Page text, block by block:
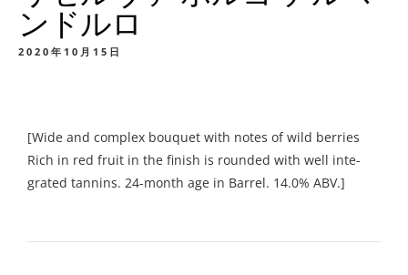
ンドルロ
2020年10月15日
[Wide and complex bouquet with notes of wild berries
Rich in red fruit in the finish is rounded with well inte-
grated tannins. 24-month age in Barrel. 14.0% ABV.]